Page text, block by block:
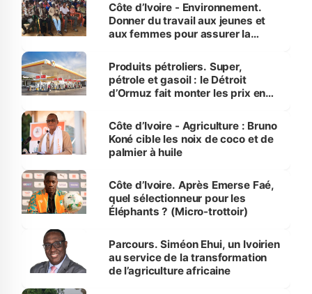
Côte d’Ivoire - Environnement.
Donner du travail aux jeunes et
aux femmes pour assurer la
menacées
Produits pétroliers. Super,
pétrole et gasoil : le Détroit
d’Ormuz fait monter les prix en
Côte d’Ivoire - Agriculture : Bruno
Koné cible les noix de coco et de
palmier à huile
Côte d’Ivoire. Après Emerse Faé,
quel sélectionneur pour les
Éléphants ? (Micro-trottoir)
Parcours. Siméon Ehui, un Ivoirien
au service de la transformation
de l’agriculture africaine